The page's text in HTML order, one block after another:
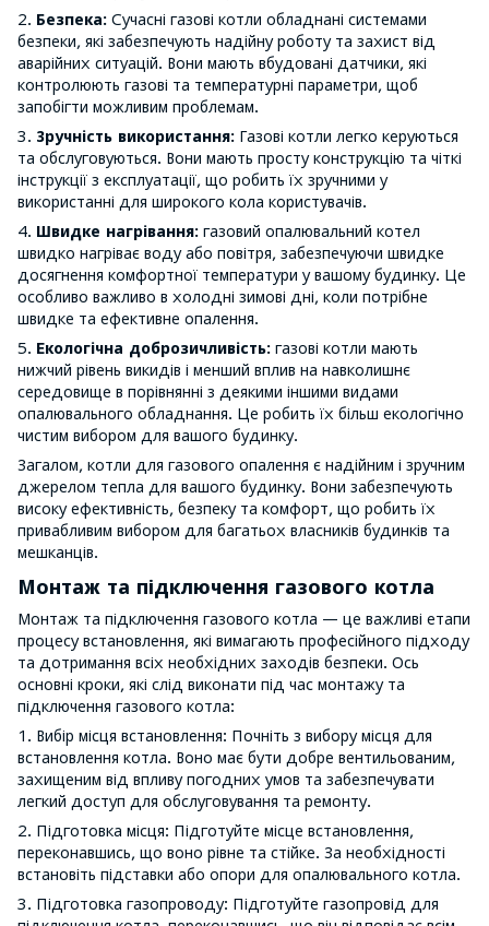
2. Безпека: Сучасні газові котли обладнані системами
безпеки, які забезпечують надійну роботу та захист від
аварійних ситуацій. Вони мають вбудовані датчики, які
контролюють газові та температурні параметри, щоб
запобігти можливим проблемам.
3. Зручність використання: Газові котли легко керуються
та обслуговуються. Вони мають просту конструкцію та чіткі
інструкції з експлуатації, що робить їх зручними у
використанні для широкого кола користувачів.
4. Швидке нагрівання: газовий опалювальний котел
швидко нагріває воду або повітря, забезпечуючи швидке
досягнення комфортної температури у вашому будинку. Це
особливо важливо в холодні зимові дні, коли потрібне
швидке та ефективне опалення.
5. Екологічна доброзичливість: газові котли мають
нижчий рівень викидів і менший вплив на навколишнє
середовище в порівнянні з деякими іншими видами
опалювального обладнання. Це робить їх більш екологічно
чистим вибором для вашого будинку.
Загалом, котли для газового опалення є надійним і зручним
джерелом тепла для вашого будинку. Вони забезпечують
високу ефективність, безпеку та комфорт, що робить їх
привабливим вибором для багатьох власників будинків та
мешканців.
Монтаж та підключення газового котла
Монтаж та підключення газового котла — це важливі етапи
процесу встановлення, які вимагають професійного підходу
та дотримання всіх необхідних заходів безпеки. Ось
основні кроки, які слід виконати під час монтажу та
підключення газового котла:
1. Вибір місця встановлення: Почніть з вибору місця для
встановлення котла. Воно має бути добре вентильованим,
захищеним від впливу погодних умов та забезпечувати
легкий доступ для обслуговування та ремонту.
2. Підготовка місця: Підготуйте місце встановлення,
переконавшись, що воно рівне та стійке. За необхідності
встановіть підставки або опори для опалювального котла.
3. Підготовка газопроводу: Підготуйте газопровід для